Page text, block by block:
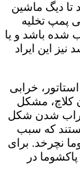
تا دیگ ماشین
پمپ تخلیه
شده باشد و یا
این ایراد
خرابی
کلاچ، مشکل
شدن شکل
که سبب
نچرخد. برای
در